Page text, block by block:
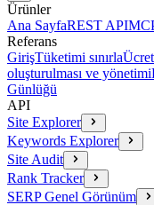
Ürünler
Ana SayfaREST API
Referans
GirişTüketimi sınırla
oluşturulması ve yönetimi
Günlüğü
API
Site Explorer
Keywords Explorer
Site Audit
Rank Tracker
SERP Genel Görünüm